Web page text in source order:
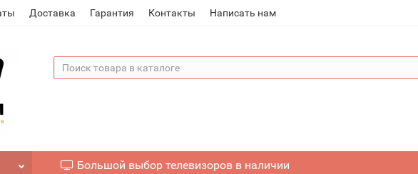
Доставка Гарантия Контакты Написать нам
Большой выбор телевизоров в наличии